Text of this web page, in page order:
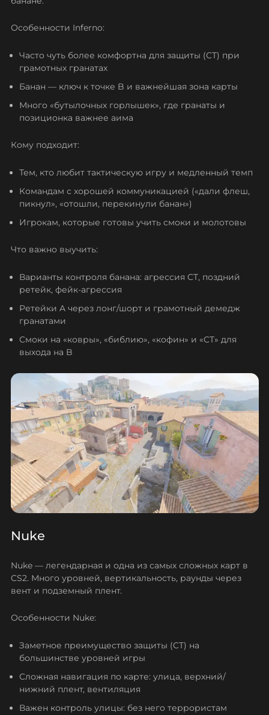
Особенности Inferno:
Часто чуть более комфортна для защиты (CT) при
грамотных гранатах
Банан — ключ к точке B и важнейшая зона карты
Много «бутылочных горлышек», где гранаты и
позиционка важнее аима
Кому подходит:
Тем, кто любит тактическую игру и медленный темп
Командам с хорошей коммуникацией («дали флеш,
пикнул», «отошли, перекинули банан»)
Игрокам, которые готовы учить смоки и молотовы
Что важно выучить:
Варианты контроля банана: агрессия CT, поздний
ретейк, фейк-агрессия
Ретейки A через лонг/шорт и грамотный демедж
гранатами
Смоки на «ковры», «библию», «кофин» и «CT» для
выхода на B
Nuke
Nuke — легендарная и одна из самых сложных карт в
CS2. Много уровней, вертикальность, раунды через
вент и подземный плент.
Особенности Nuke:
Заметное преимущество защиты (CT) на
большинстве уровней игры
Сложная навигация по карте: улица, верхний/
нижний плент, вентиляция
Важен контроль улицы: без него террористам